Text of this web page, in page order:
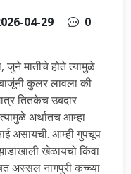
04-29 0
मातीचे होते त्यामुळे
बाजूंनी कुलर लावला की
तितकेच उबदार
अर्थातच आम्हा
असायची. आम्ही गुपचूप
खेळायचो किंवा
अस्सल नागपुरी कच्च्या